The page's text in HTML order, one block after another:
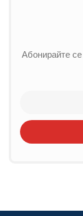
Абонирайте